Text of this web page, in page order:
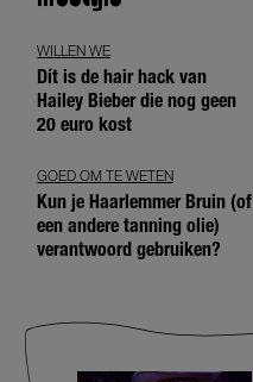
WILLEN WE
Dít is de hair hack van
Hailey Bieber die nog geen
20 euro kost
GOED OM TE WETEN
Kun je Haarlemmer Bruin (of
een andere tanning olie)
verantwoord gebruiken?